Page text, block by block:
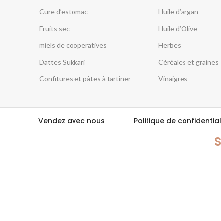
Cure d’estomac
Fruits sec
miels de cooperatives
Dattes Sukkari
Confitures et pâtes à tartiner
Huile d’argan
Huile d’Olive
Herbes
Céréales et graines
Vinaigres
Vendez avec nous Politique de